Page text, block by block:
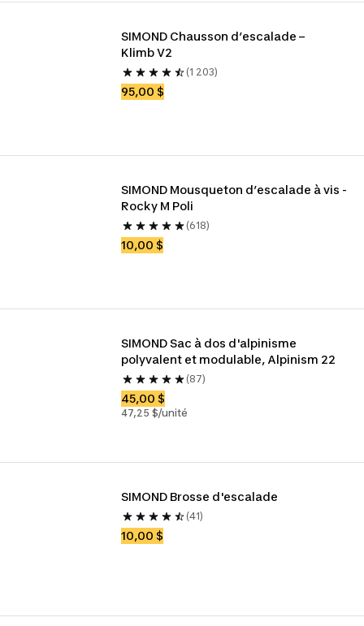
SIMOND Chausson d’escalade –
Klimb V2
(1 203)
95,00 $
SIMOND Mousqueton d’escalade à vis -
Rocky M Poli
(618)
10,00 $
SIMOND Sac à dos d'alpinisme
polyvalent et modulable, Alpinism 22
(87)
45,00 $
47,25 $/unité
SIMOND Brosse d'escalade
(41)
10,00 $